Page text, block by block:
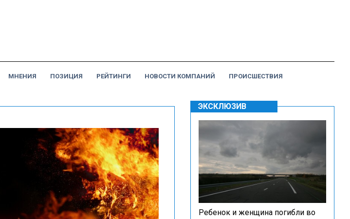
МНЕНИЯ ПОЗИЦИЯ РЕЙТИНГИ НОВОСТИ КОМПАНИЙ ПРОИСШЕСТВИЯ
ЭКСКЛЮЗИВ
Ребенок и женщина погибли во